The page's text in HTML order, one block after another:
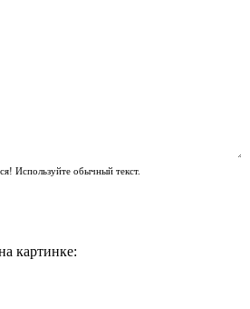
Используйте обычный текст.
картинке: